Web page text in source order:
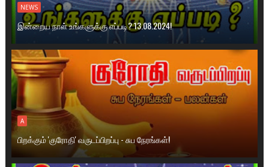
NEWS
இன்றைய நாள் உங்களுக்கு எப்படி? 13.08.2024!
A
பிறக்கும் 'குரோதி' வருடப்பிறப்பு - சுப‍ நேரங்கள்!